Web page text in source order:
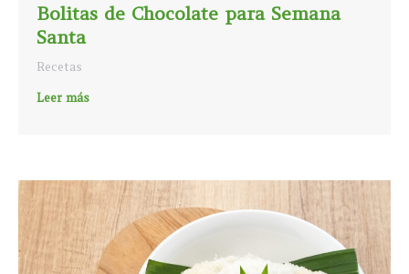
Bolitas de Chocolate para Semana
Santa
Recetas
Leer más